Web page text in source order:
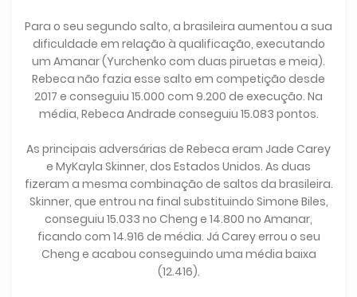
Para o seu segundo salto, a brasileira aumentou a sua
dificuldade em relação à qualificação, executando
um Amanar (Yurchenko com duas piruetas e meia).
Rebeca não fazia esse salto em competição desde
2017 e conseguiu 15.000 com 9.200 de execução. Na
média, Rebeca Andrade conseguiu 15.083 pontos.
As principais adversárias de Rebeca eram Jade Carey
e MyKayla Skinner, dos Estados Unidos. As duas
fizeram a mesma combinação de saltos da brasileira.
Skinner, que entrou na final substituindo Simone Biles,
conseguiu 15.033 no Cheng e 14.800 no Amanar,
ficando com 14.916 de média. Já Carey errou o seu
Cheng e acabou conseguindo uma média baixa
(12.416).